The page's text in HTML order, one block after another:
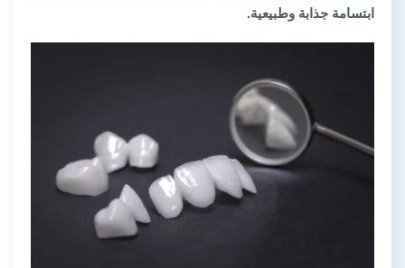
ابتسامة جذابة وطبيعية.